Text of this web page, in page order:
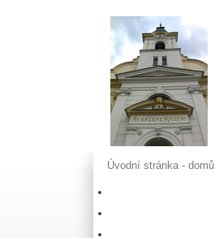
Úvodní stránka - domů